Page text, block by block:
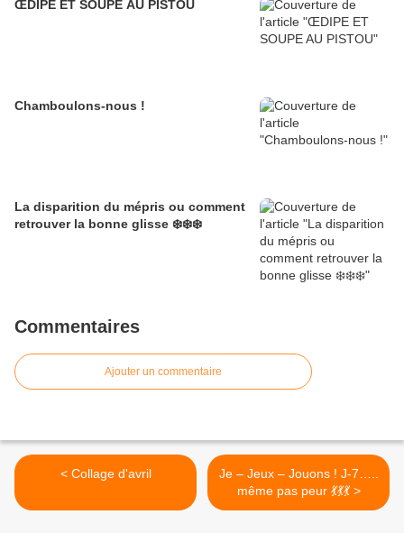
ŒDIPE ET SOUPE AU PISTOU
Chamboulons-nous !
La disparition du mépris ou comment
retrouver la bonne glisse ❄️❄️❄️
Commentaires
Ajouter un commentaire
< Collage d'avril
Je – Jeux – Jouons ! J-7…..
même pas peur 💃💃💃 >